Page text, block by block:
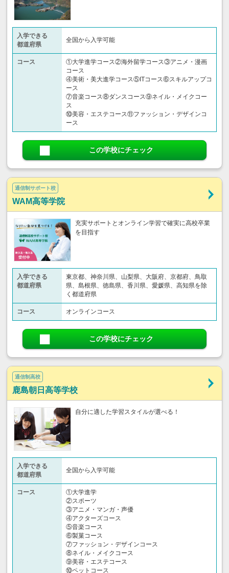
入学できる
都道府県
全国から入学可能
コース
①大学進学コース②海外留学コース③アニメ・漫画
コース
④美術・美大進学コース⑤ITコース⑥スキルアップコ
ース
⑦音楽コース⑧ダンスコース⑨ネイル・メイクコー
ス
⑩美容・エステコース⑪ファッション・デザインコ
ース
この学校にチェック
通信制サポート校
WAM高等学院
充実サポートとオンライン学習で確実に高校卒業
を目指す
入学できる
都道府県
東京都、神奈川県、山梨県、大阪府、京都府、鳥取
県、島根県、徳島県、香川県、愛媛県、高知県を除
く都道府県
コース オンラインコース
この学校にチェック
通信制高校
鹿島朝日高等学校
自分に適した学習スタイルが選べる！
入学できる
都道府県
全国から入学可能
コース
①大学進学
②スポーツ
③アニメ・マンガ・声優
④アクターズコース
⑤音楽コース
⑥製菓コース
⑦ファッション・デザインコース
⑧ネイル・メイクコース
⑨美容・エステコース
⑩ペットコース